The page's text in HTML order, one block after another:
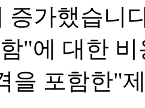
증가했습니
"에 대한
을 포함한"